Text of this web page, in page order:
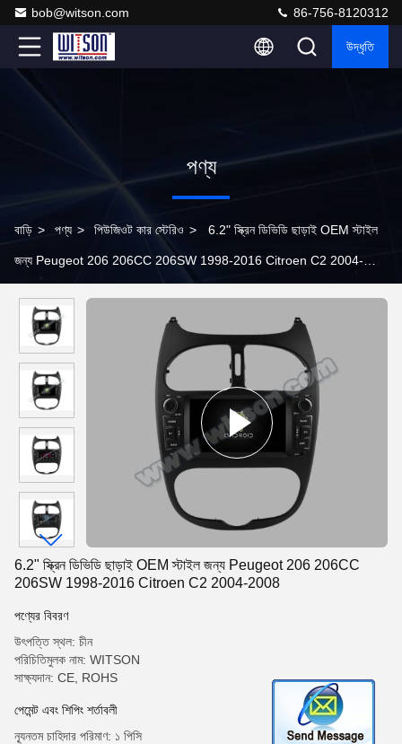
bob@witson.com 86-756-8120312
উদ্ধৃতি
পণ্য
বাড়ি > পণ্য > পিউজিওট কার স্টেরিও > 6.2" স্ক্রিন ডিভিডি ছাড়াই OEM স্টাইল
জন্য Peugeot 206 206CC 206SW 1998-2016 Citroen C2 2004-
6.2" স্ক্রিন ডিভিডি ছাড়াই OEM স্টাইল জন্য Peugeot 206 206CC
206SW 1998-2016 Citroen C2 2004-2008
পণ্যের বিবরণ
উৎপত্তি স্থল: চীন
পরিচিতিমুলক নাম: WITSON
সাক্ষ্যদান: CE, ROHS
পেমেন্ট এবং শিপিং শর্তাবলী
ন্যূনতম চাহিদার পরিমাণ: ১ পিসি